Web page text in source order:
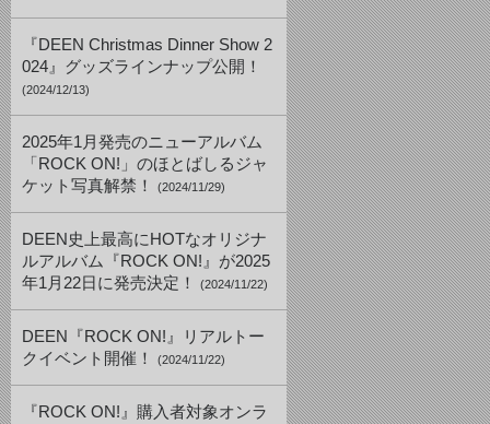
『DEEN Christmas Dinner Show 2
024』グッズラインナップ公開！
(2024/12/13)
2025年1月発売のニューアルバム
「ROCK ON!」のほとばしるジャ
ケット写真解禁！
(2024/11/29)
DEEN史上最高にHOTなオリジナ
ルアルバム『ROCK ON!』が2025
年1月22日に発売決定！
(2024/11/22)
DEEN『ROCK ON!』リアルトー
クイベント開催！
(2024/11/22)
『ROCK ON!』購入者対象オンラ